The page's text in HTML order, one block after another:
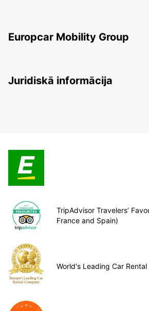
Europcar Mobility Group
Juridiskā informācija
TripAdvisor Travelers’
France and Spain)
World's Leading Car